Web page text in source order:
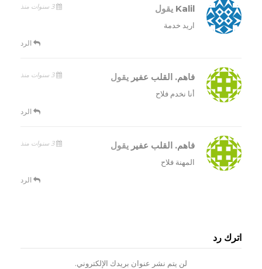
Kalil يقول 3 سنوات منذ
اريد خدمة
الرد
فاهم. القلب عفير يقول 3 سنوات منذ
أنا نخدم فلاح
الرد
فاهم. القلب عفير يقول 3 سنوات منذ
المهنة فلاح
الرد
اترك رد
لن يتم نشر عنوان بريدك الإلكتروني.